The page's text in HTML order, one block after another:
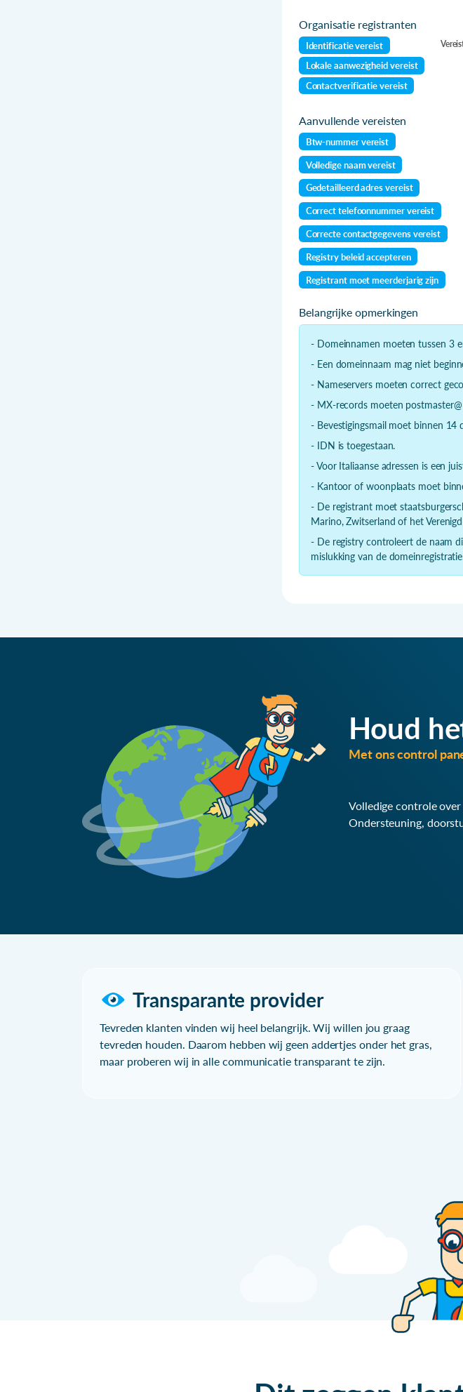
Organisatie registranten
Identificatie vereist
Lokale aanwezigheid vereist
Contactverificatie vereist
Aanvullende vereisten
Btw-nummer vereist
Volledige naam vereist
Gedetailleerd adres vereist
Correct telefoonnummer vereist
Correcte contactgegevens vereist
Registry beleid accepteren
Registrant moet meerderjarig zijn
Belangrijke opmerkingen
- Domeinnamen moeten tussen 3
- Een domeinnaam mag niet
- Nameservers moeten correct
- MX-records moeten
- Bevestigingsmail moet binnen 14
- IDN is toegestaan.
- Voor Italiaanse adressen is een
- Kantoor of woonplaats moet
- De registrant moet
Marino, Zwitserland of het
- De registry controleert de naam
mislukking van de
Houd
Met ons control
Volledige controle
Ondersteuning,
Transparante provider
Tevreden klanten vinden wij heel belangrijk. Wij willen jou graag
tevreden houden. Daarom hebben wij geen addertjes onder het gras,
maar proberen wij in alle communicatie transparant te zijn.